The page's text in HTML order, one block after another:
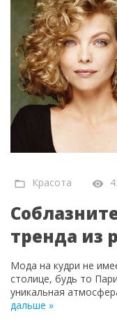
Красота
тренда из
Мода на кудри не
столице, будь то
уникальная
дальше »